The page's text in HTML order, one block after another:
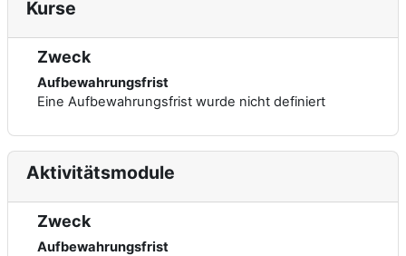
Kurse
Zweck
Aufbewahrungsfrist
Eine Aufbewahrungsfrist wurde nicht definiert
Aktivitätsmodule
Zweck
Aufbewahrungsfrist